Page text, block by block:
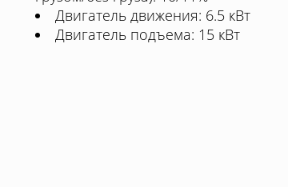
Двигатель движения: 6.5 кВт
Двигатель подъема: 15 кВт